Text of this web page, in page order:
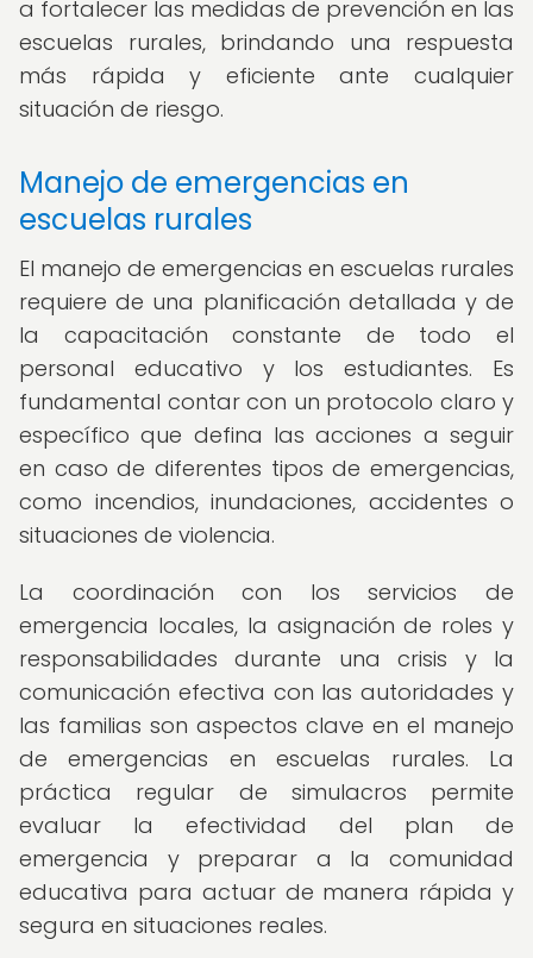
a fortalecer las medidas de prevención en las
escuelas rurales, brindando una respuesta
más rápida y eficiente ante cualquier
situación de riesgo.
Manejo de emergencias en
escuelas rurales
El manejo de emergencias en escuelas rurales
requiere de una planificación detallada y de
la capacitación constante de todo el
personal educativo y los estudiantes. Es
fundamental contar con un protocolo claro y
específico que defina las acciones a seguir
en caso de diferentes tipos de emergencias,
como incendios, inundaciones, accidentes o
situaciones de violencia.
La coordinación con los servicios de
emergencia locales, la asignación de roles y
responsabilidades durante una crisis y la
comunicación efectiva con las autoridades y
las familias son aspectos clave en el manejo
de emergencias en escuelas rurales. La
práctica regular de simulacros permite
evaluar la efectividad del plan de
emergencia y preparar a la comunidad
educativa para actuar de manera rápida y
segura en situaciones reales.